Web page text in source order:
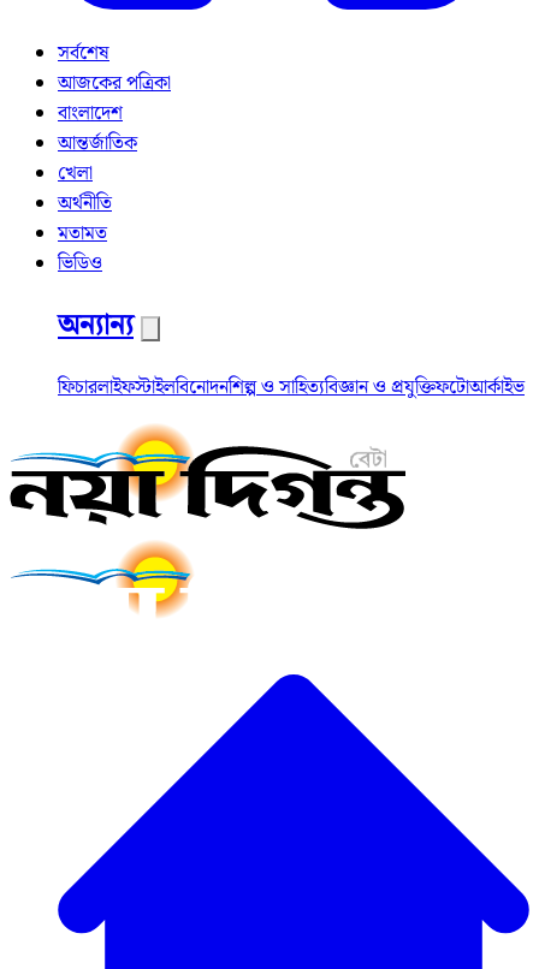
সর্বশেষ
আজকের পত্রিকা
বাংলাদেশ
আন্তর্জাতিক
খেলা
অর্থনীতি
মতামত
ভিডিও
অন্যান্য
ফিচারলাইফস্টাইলবিনোদনশিল্প ও সাহিত্যবিজ্ঞান ও প্রযুক্তিফটোআর্কাইভ